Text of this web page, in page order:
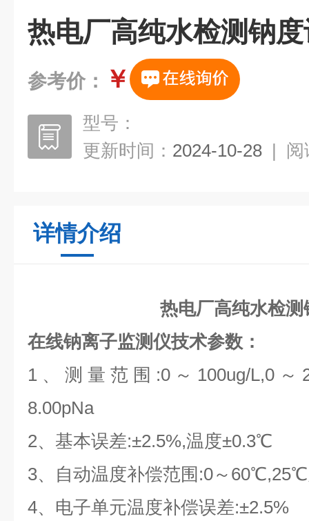
热电厂高纯水检测钠
参考价： ￥
型号：
更新时间： 2024-10-28 | 阅
详情介绍
热电厂高纯水检测
在线钠离子监测仪技术参数：
1、测量范围:0～100ug/L,0～
8.00pNa
2、基本误差:±2.5%,温度±0.3℃
3、自动温度补偿范围:0～
4、电子单元温度补偿误差:±2.5%